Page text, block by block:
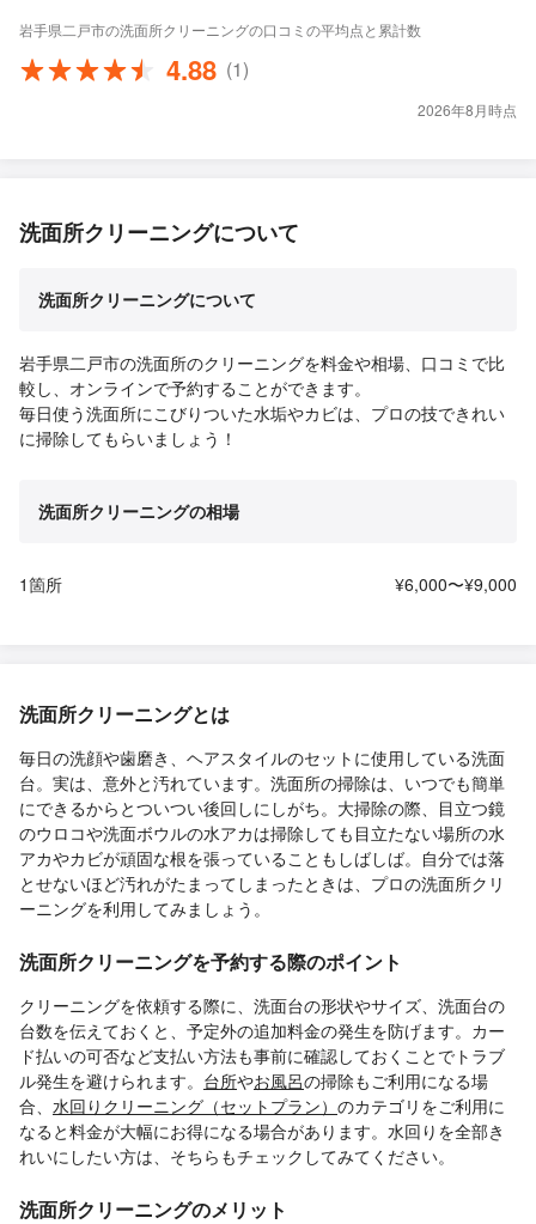
岩手県二戸市の洗面所クリーニングの口コミの平均点と累計数
4.88 (1)
2026年8月時点
洗面所クリーニングについて
洗面所クリーニングについて
岩手県二戸市の洗面所のクリーニングを料金や相場、口コミで比
較し、オンラインで予約することができます。
毎日使う洗面所にこびりついた水垢やカビは、プロの技できれい
に掃除してもらいましょう！
洗面所クリーニングの相場
1箇所 ¥6,000〜¥9,000
洗面所クリーニングとは
毎日の洗顔や歯磨き、ヘアスタイルのセットに使用している洗面
台。実は、意外と汚れています。洗面所の掃除は、いつでも簡単
にできるからとついつい後回しにしがち。大掃除の際、目立つ鏡
のウロコや洗面ボウルの水アカは掃除しても目立たない場所の水
アカやカビが頑固な根を張っていることもしばしば。自分では落
とせないほど汚れがたまってしまったときは、プロの洗面所クリ
ーニングを利用してみましょう。
洗面所クリーニングを予約する際のポイント
クリーニングを依頼する際に、洗面台の形状やサイズ、洗面台の
台数を伝えておくと、予定外の追加料金の発生を防げます。カー
ド払いの可否など支払い方法も事前に確認しておくことでトラブ
ル発生を避けられます。 台所やお風呂の掃除もご利用になる場
合、 水回りクリーニング（セットプラン） のカテゴリをご利用に
なると料金が大幅にお得になる場合があります。水回りを全部き
れいにしたい方は、そちらもチェックしてみてください。
洗面所クリーニングのメリット